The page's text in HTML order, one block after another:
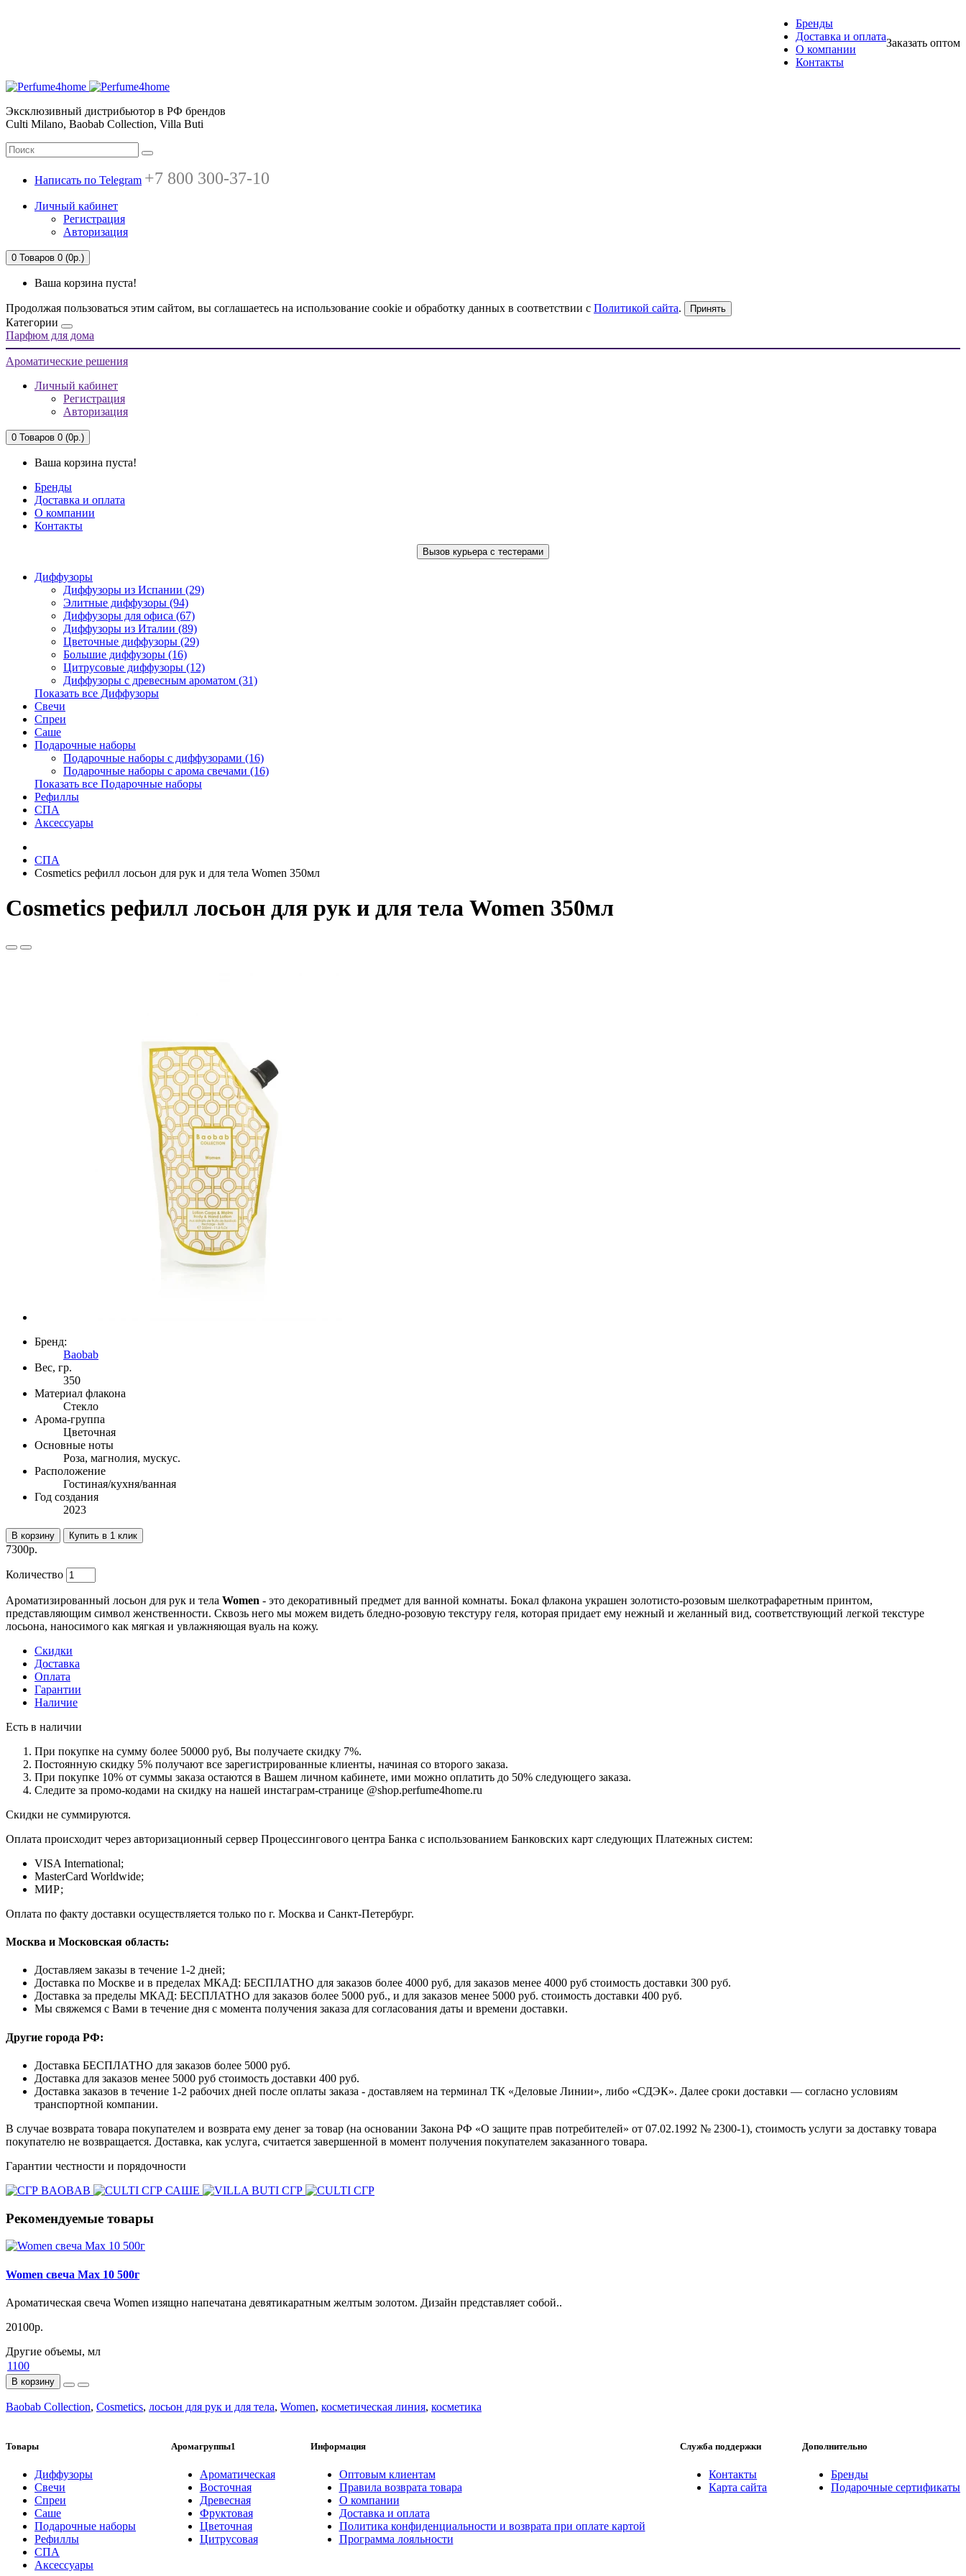
Бренды
Доставка и оплата
О компании
Контакты
Заказать оптом
Эксклюзивный дистрибьютор в РФ брендов
Culti Milano, Baobab Collection, Villa Buti
Написать по Telegram +7 800 300-37-10
Личный кабинет
Регистрация
Авторизация
0 Товаров 0 (0р.)
Ваша корзина пуста!
Продолжая пользоваться этим сайтом, вы соглашаетесь на использование cookie и обработку данных в соответствии с Политикой сайта. Принять
Категории
Парфюм для дома
Ароматические решения
Личный кабинет
Регистрация
Авторизация
0 Товаров 0 (0р.)
Ваша корзина пуста!
Бренды
Доставка и оплата
О компании
Контакты
Вызов курьера с тестерами
Диффузоры
Диффузоры из Испании (29)
Элитные диффузоры (94)
Диффузоры для офиса (67)
Диффузоры из Италии (89)
Цветочные диффузоры (29)
Большие диффузоры (16)
Цитрусовые диффузоры (12)
Диффузоры с древесным ароматом (31)
Показать все Диффузоры
Свечи
Спреи
Саше
Подарочные наборы
Подарочные наборы с диффузорами (16)
Подарочные наборы с арома свечами (16)
Показать все Подарочные наборы
Рефиллы
СПА
Аксессуары
СПА
Cosmetics рефилл лосьон для рук и для тела Women 350мл
Cosmetics рефилл лосьон для рук и для тела Women 350мл
Бренд:
Baobab
Вес, гр.
350
Материал флакона
Стекло
Арома-группа
Цветочная
Основные ноты
Роза, магнолия, мускус.
Расположение
Гостиная/кухня/ванная
Год создания
2023
В корзину Купить в 1 клик
7300р.
Количество
Ароматизированный лосьон для рук и тела Women - это декоративный предмет для ванной комнаты. Бокал флакона украшен золотисто-розовым шелкотрафаретным принтом,
представляющим символ женственности. Сквозь него мы можем видеть бледно-розовую текстуру геля, которая придает ему нежный и желанный вид, соответствующий легкой текстуре
лосьона, наносимого как мягкая и увлажняющая вуаль на кожу.
Скидки
Доставка
Оплата
Гарантии
Наличие
Есть в наличии
При покупке на сумму более 50000 руб, Вы получаете скидку 7%.
Постоянную скидку 5% получают все зарегистрированные клиенты, начиная со второго заказа.
При покупке 10% от суммы заказа остаются в Вашем личном кабинете, ими можно оплатить до 50% следующего заказа.
Следите за промо-кодами на скидку на нашей инстаграм-странице @shop.perfume4home.ru
Скидки не суммируются.
Оплата происходит через авторизационный сервер Процессингового центра Банка с использованием Банковских карт следующих Платежных систем:
VISA International;
MasterCard Worldwide;
МИР;
Оплата по факту доставки осуществляется только по г. Москва и Санкт-Петербург.
Москва и Московская область:
Доставляем заказы в течение 1-2 дней;
Доставка по Москве и в пределах МКАД: БЕСПЛАТНО для заказов более 4000 руб, для заказов менее 4000 руб стоимость доставки 300 руб.
Доставка за пределы МКАД: БЕСПЛАТНО для заказов более 5000 руб., и для заказов менее 5000 руб. стоимость доставки 400 руб.
Мы свяжемся с Вами в течение дня с момента получения заказа для согласования даты и времени доставки.
Другие города РФ:
Доставка БЕСПЛАТНО для заказов более 5000 руб.
Доставка для заказов менее 5000 руб стоимость доставки 400 руб.
Доставка заказов в течение 1-2 рабочих дней после оплаты заказа - доставляем на терминал ТК «Деловые Линии», либо «СДЭК». Далее сроки доставки — согласно условиям
транспортной компании.
В случае возврата товара покупателем и возврата ему денег за товар (на основании Закона РФ «О защите прав потребителей» от 07.02.1992 № 2300-1), стоимость услуги за доставку товара
покупателю не возвращается. Доставка, как услуга, считается завершенной в момент получения покупателем заказанного товара.
Гарантии честности и порядочности
Рекомендуемые товары
Women свеча Max 10 500г
Ароматическая свеча Women изящно напечатана девятикаратным желтым золотом. Дизайн представляет собой..
20100р.
Другие объемы, мл
1100
В корзину
Baobab Collection, Cosmetics, лосьон для рук и для тела, Women, косметическая линия, косметика
Товары
Диффузоры
Свечи
Спреи
Саше
Подарочные наборы
Рефиллы
СПА
Аксессуары
Аромагруппы1
Ароматическая
Восточная
Древесная
Фруктовая
Цветочная
Цитрусовая
Информация
Оптовым клиентам
Правила возврата товара
О компании
Доставка и оплата
Политика конфиденциальности и возврата при оплате картой
Программа лояльности
Служба поддержки
Контакты
Карта сайта
Дополнительно
Бренды
Подарочные сертификаты